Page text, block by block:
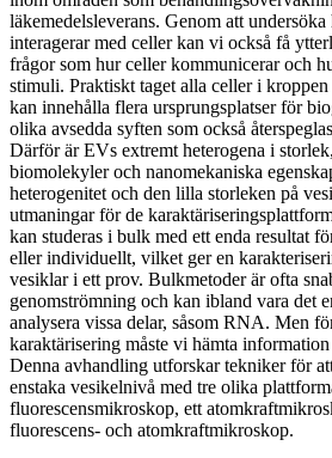
läkemedelsleverans. Genom att
interagerar med celler kan vi också få
frågor som hur celler kommunicerar och
stimuli. Praktiskt taget alla celler i
kan innehålla flera ursprungsplatser för
olika avsedda syften som också
Därför är EVs extremt heterogena i
biomolekyler och nanomekaniska
heterogenitet och den lilla storleken på
utmaningar för de
kan studeras i bulk med ett enda resultat
eller individuellt, vilket ger en
vesiklar i ett prov. Bulkmetoder är ofta
genomströmning och kan ibland vara det
analysera vissa delar, såsom RNA. Men
karaktärisering måste vi hämta
Denna avhandling utforskar tekniker för
enstaka vesikelnivå med tre olika
fluorescensmikroskop, ett
fluorescens- och atomkraftmikroskop.